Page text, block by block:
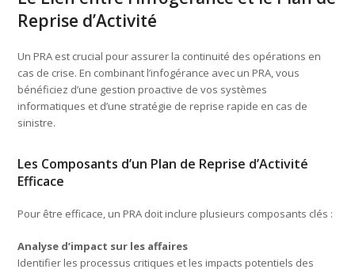
Reprise d’Activité
Un PRA est crucial pour assurer la continuité des opérations en
cas de crise. En combinant l’infogérance avec un PRA, vous
bénéficiez d’une gestion proactive de vos systèmes
informatiques et d’une stratégie de reprise rapide en cas de
sinistre.
Les Composants d’un Plan de Reprise d’Activité
Efficace
Pour être efficace, un PRA doit inclure plusieurs composants clés :
Analyse d’impact sur les affaires
Identifier les processus critiques et les impacts potentiels des